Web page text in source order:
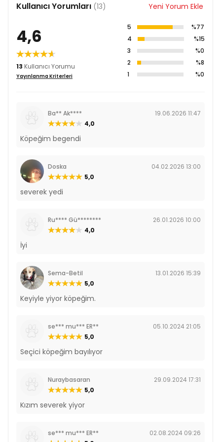
Kullanıcı Yorumları (13) Yeni Yorum Ekle
4,6
13 Kullanıcı Yorumu
Yayınlanma Kriterleri
5
%77
4
%15
3
%0
2
%8
1
%0
Ba** Ak****
19.06.2026 11:47
4,0
Köpeğim begendi
Doska
04.02.2026 13:00
5,0
severek yedi
Ru**** Gü********
26.01.2026 10:00
4,0
İyi
Sema-Betil
13.01.2026 15:39
5,0
Keyiyle yiyor köpeğim.
se*** mu*** ER**
05.10.2024 21:05
5,0
Seçici köpeğim bayılıyor
Nuraybasaran
29.09.2024 17:31
5,0
Kızım severek yiyor
se*** mu*** ER**
02.08.2024 09:26